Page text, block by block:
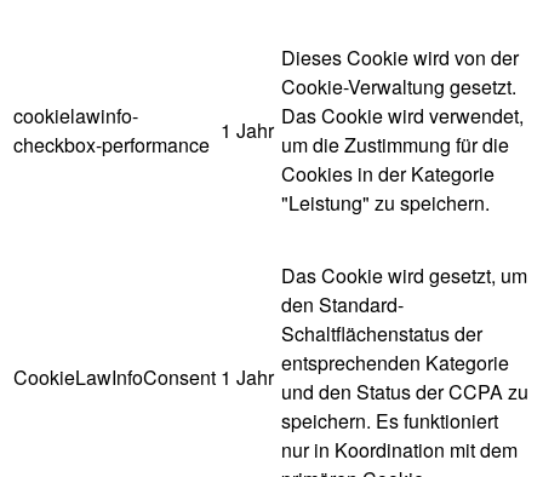
cookielawinfo-
checkbox-performance
1 Jahr
Dieses Cookie wird von der
Cookie-Verwaltung gesetzt.
Das Cookie wird verwendet,
um die Zustimmung für die
Cookies in der Kategorie
"Leistung" zu speichern.
CookieLawInfoConsent 1 Jahr
Das Cookie wird gesetzt, um
den Standard-
Schaltflächenstatus der
entsprechenden Kategorie
und den Status der CCPA zu
speichern. Es funktioniert
nur in Koordination mit dem